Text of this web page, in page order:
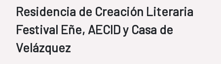
Residencia de Creación Literaria
Festival Eñe, AECID y Casa de
Velázquez